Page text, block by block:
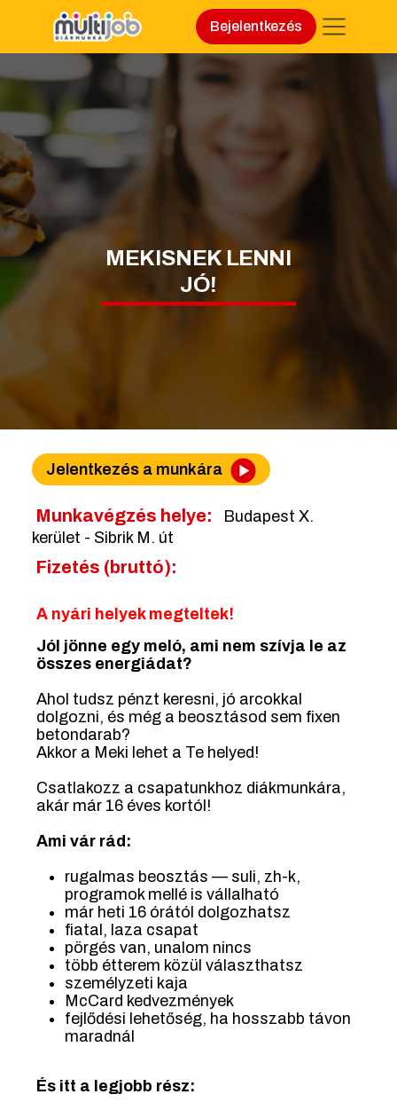
Bejelentkezés
MEKISNEK LENNI
JÓ!
Jelentkezés a munkára
Munkavégzés helye:
Budapest X.
kerület - Sibrik M. út
Fizetés (bruttó):
A nyári helyek megteltek!
Jól jönne egy meló, ami nem szívja le az
összes energiádat?
Ahol tudsz pénzt keresni, jó arcokkal
dolgozni, és még a beosztásod sem fixen
betondarab?
Akkor a Meki lehet a Te helyed!
Csatlakozz a csapatunkhoz diákmunkára,
akár már 16 éves kortól!
Ami vár rád:
rugalmas beosztás — suli, zh-k,
programok mellé is vállalható
már heti 16 órától dolgozhatsz
fiatal, laza csapat
pörgés van, unalom nincs
több étterem közül választhatsz
személyzeti kaja
McCard kedvezmények
fejlődési lehetőség, ha hosszabb távon
maradnál
És itt a legjobb rész: